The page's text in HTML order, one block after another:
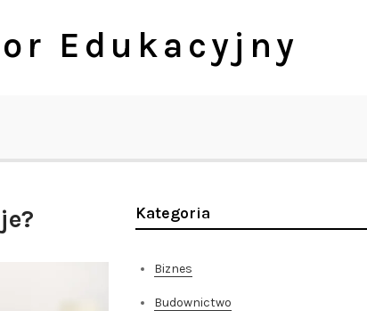
Edukacyjny
Kategoria
Biznes
Budownictwo